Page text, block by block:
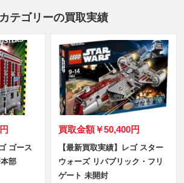
テゴリーの買取実績
ゴース
部
買取金額￥50,400円
【最新買取実績】レゴ スター
ウォーズ リパブリック・フリ
ゲート 未開封